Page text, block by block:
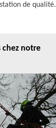
de qualité.
chez notre